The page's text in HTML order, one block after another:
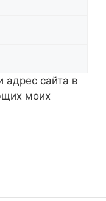
адрес сайта в
моих